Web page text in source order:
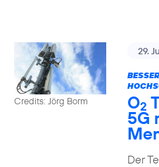
Credits: Jörg Borm
29.
O2
5G
Der